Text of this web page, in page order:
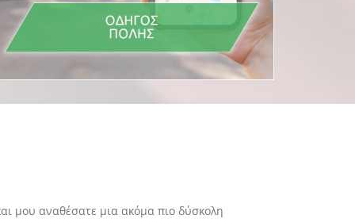
μου αναθέσατε μια ακόμα πιο δύσκολη